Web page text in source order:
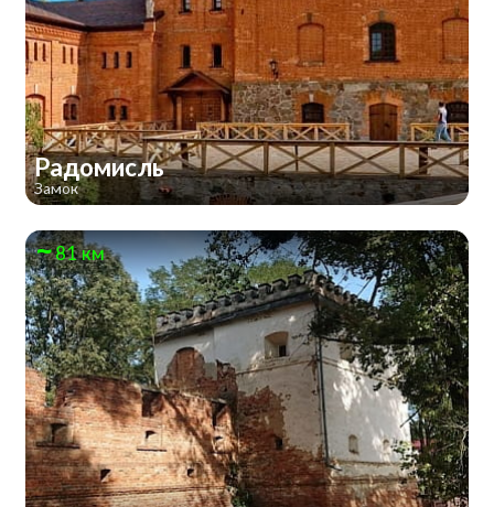
Радомисль
Замок
81 км